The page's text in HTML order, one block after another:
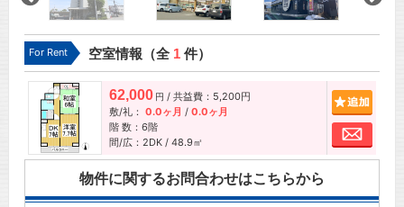
For Rent 空室情報（全 1件）
62,000 円 / 共益費：5,200円
敷/礼： 0.0ヶ月 / 0.0ヶ月
階 数：6階
間/広：2DK / 48.9㎡
お問
物件に関するお問合わせはこちらから